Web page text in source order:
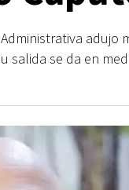
salida se da en